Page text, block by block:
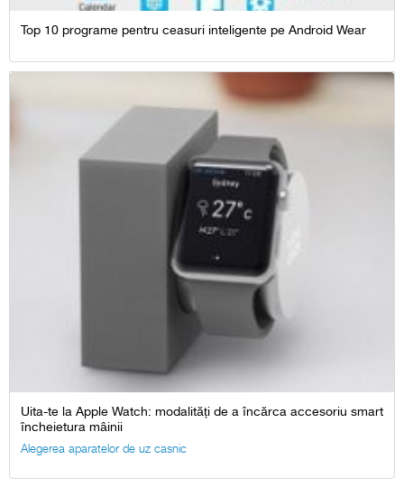
Top 10 programe pentru ceasuri inteligente pe Android Wear
Uita-te la Apple Watch: modalități de a încărca accesoriu smart
încheietura mâinii
Alegerea aparatelor de uz casnic